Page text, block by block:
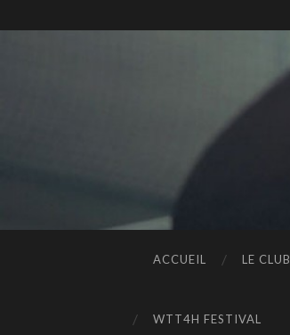
ACCUEIL LE CLUB
WTT4H FESTIVAL